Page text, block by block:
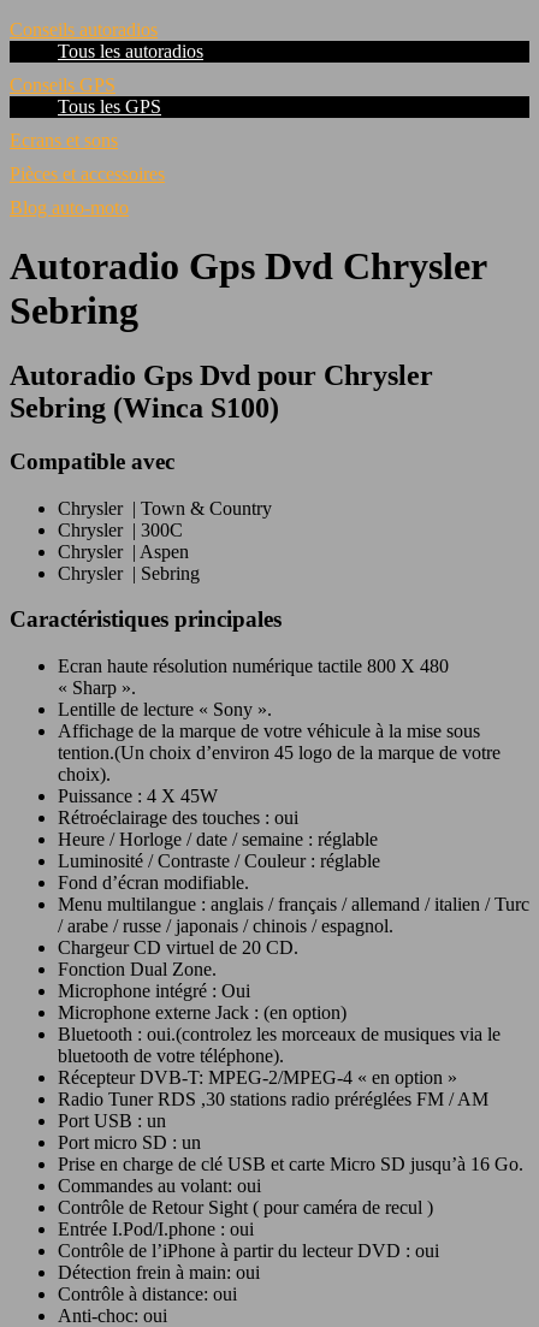
Conseils autoradios
Tous les autoradios
Conseils GPS
Tous les GPS
Ecrans et sons
Pièces et accessoires
Blog auto-moto
Autoradio Gps Dvd Chrysler
Sebring
Autoradio Gps Dvd pour Chrysler
Sebring (Winca S100)
Compatible avec
Chrysler | Town & Country
Chrysler | 300C
Chrysler | Aspen
Chrysler | Sebring
Caractéristiques principales
Ecran haute résolution numérique tactile 800 X 480
« Sharp ».
Lentille de lecture « Sony ».
Affichage de la marque de votre véhicule à la mise sous
tention.(Un choix d’environ 45 logo de la marque de votre
choix).
Puissance : 4 X 45W
Rétroéclairage des touches : oui
Heure / Horloge / date / semaine : réglable
Luminosité / Contraste / Couleur : réglable
Fond d’écran modifiable.
Menu multilangue : anglais / français / allemand / italien / Turc
/ arabe / russe / japonais / chinois / espagnol.
Chargeur CD virtuel de 20 CD.
Fonction Dual Zone.
Microphone intégré : Oui
Microphone externe Jack : (en option)
Bluetooth : oui.(controlez les morceaux de musiques via le
bluetooth de votre téléphone).
Récepteur DVB-T: MPEG-2/MPEG-4 « en option »
Radio Tuner RDS ,30 stations radio préréglées FM / AM
Port USB : un
Port micro SD : un
Prise en charge de clé USB et carte Micro SD jusqu’à 16 Go.
Commandes au volant: oui
Contrôle de Retour Sight ( pour caméra de recul )
Entrée I.Pod/I.phone : oui
Contrôle de l’iPhone à partir du lecteur DVD : oui
Détection frein à main: oui
Contrôle à distance: oui
Anti-choc: oui